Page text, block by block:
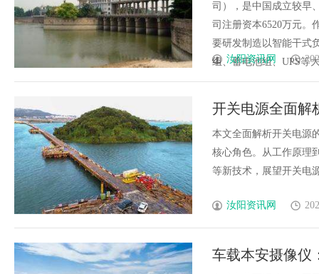
司），是中国成立较早
司注册资本6520万元。
要研发制造以智能干式
组、蓄电池组、UPS等
汝阳资讯网
开关电源全面解
景
本文全面解析开关电源
核心角色。从工作原理
等新技术，展望开关电
汝阳资讯网
车载本安摄像仪